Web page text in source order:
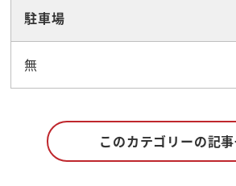
駐車場
無
このカテゴリーの記